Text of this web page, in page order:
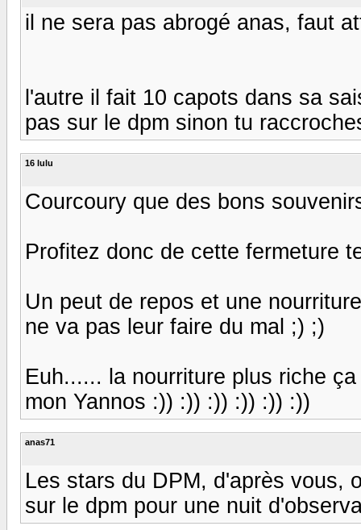
il ne sera pas abrogé anas, faut
l'autre il fait 10 capots dans sa
pas sur le dpm sinon tu
16 lulu
Courcoury que des bons
Profitez donc de cette fermeture
Un peut de repos et une
ne va pas leur faire du mal ;) ;)
Euh...... la nourriture plus riche
mon Yannos :)) :)) :)) :)) :)) :))
anas71
Les stars du DPM, d'après vous,
sur le dpm pour une nuit